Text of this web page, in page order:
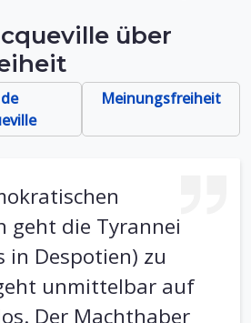
über
Meinungsfreiheit
geht die Tyrannei
in Despotien) zu
unmittelbar auf
Der Machthaber